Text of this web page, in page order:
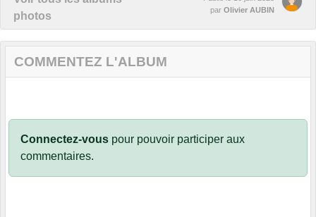
photos
par Olivier AUBIN
COMMENTEZ L'ALBUM
Connectez-vous pour pouvoir participer aux
commentaires.